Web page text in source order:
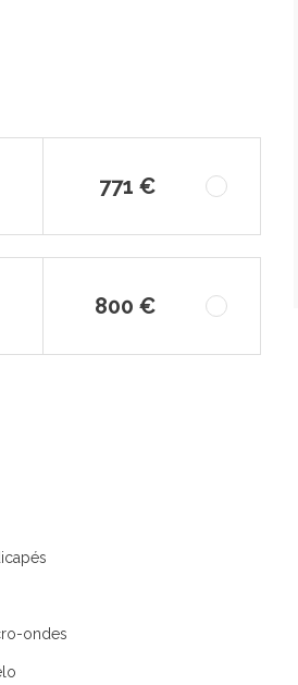
771 €
800 €
ondes